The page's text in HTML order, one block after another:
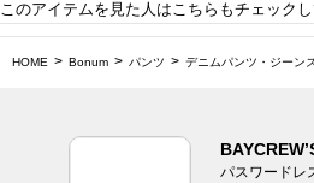
このアイテムを見た人はこちらもチェック
HOME Bonum パンツ デニムパンツ・ジーン
パスワードレ